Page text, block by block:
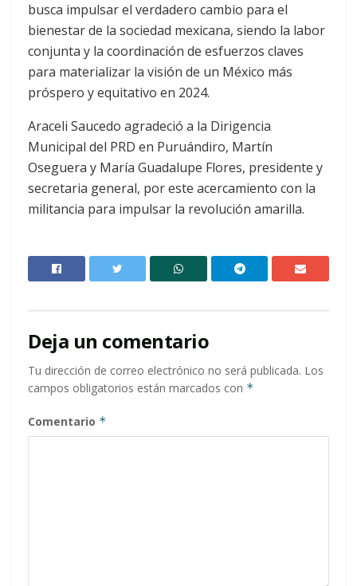
busca impulsar el verdadero cambio para el
bienestar de la sociedad mexicana, siendo la labor
conjunta y la coordinación de esfuerzos claves
para materializar la visión de un México más
próspero y equitativo en 2024.
Araceli Saucedo agradeció a la Dirigencia
Municipal del PRD en Puruándiro, Martín
Oseguera y María Guadalupe Flores, presidente y
secretaria general, por este acercamiento con la
militancia para impulsar la revolución amarilla.
Deja un comentario
Tu dirección de correo electrónico no será publicada. Los
campos obligatorios están marcados con *
Comentario *